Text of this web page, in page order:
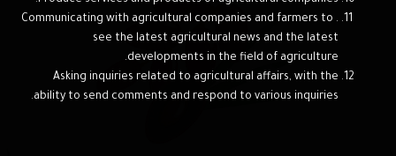
. Communicating with agricultural companies and farmers to
see the latest agricultural news and the latest
developments in the field of agriculture.
Asking inquiries related to agricultural affairs, with the
ability to send comments and respond to various inquiries.